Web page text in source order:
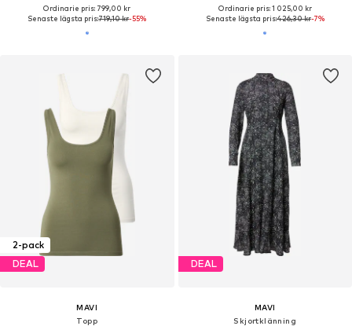
Ordinarie pris: 799,00 kr
Senaste lägsta pris:719,10 kr-55%
Ordinarie pris: 1 025,00 kr
Senaste lägsta pris:426,30 kr-7%
2-pack
DEAL
MAVI
Topp
DEAL
MAVI
Skjortklänning